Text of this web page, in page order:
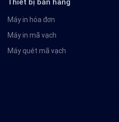
Thiết bị bán hàng
Máy in hóa đơn
Máy in mã vạch
Máy quét mã vạch